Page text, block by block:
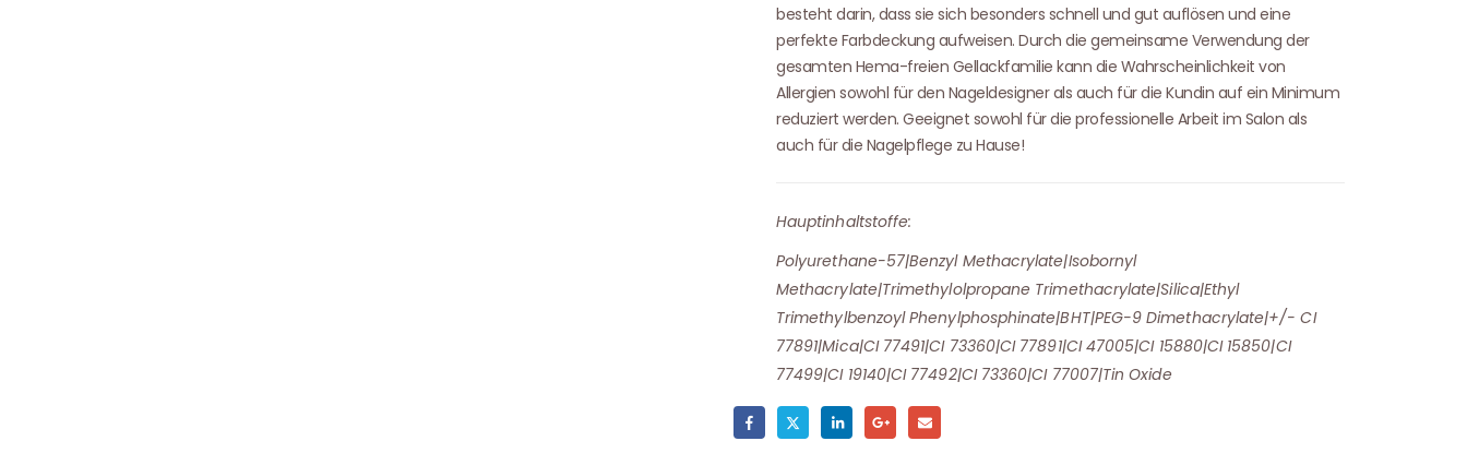
besteht darin, dass sie sich besonders schnell und gut auflösen und eine
perfekte Farbdeckung aufweisen. Durch die gemeinsame Verwendung der
gesamten Hema-freien Gellackfamilie kann die Wahrscheinlichkeit von
Allergien sowohl für den Nageldesigner als auch für die Kundin auf ein Minimum
reduziert werden. Geeignet sowohl für die professionelle Arbeit im Salon als
auch für die Nagelpflege zu Hause!
Hauptinhaltstoffe:
Polyurethane-57|Benzyl Methacrylate|Isobornyl
Methacrylate|Trimethylolpropane Trimethacrylate|Silica|Ethyl
Trimethylbenzoyl Phenylphosphinate|BHT|PEG-9 Dimethacrylate|+/- CI
77891|Mica|CI 77491|CI 73360|CI 77891|CI 47005|CI 15880|CI 15850|CI
77499|CI 19140|CI 77492|CI 73360|CI 77007|Tin Oxide